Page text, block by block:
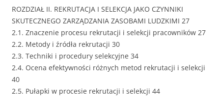
ROZDZIAŁ II. REKRUTACJA I SELEKCJA JAKO CZYNNIKI
SKUTECZNEGO ZARZĄDZANIA ZASOBAMI LUDZKIMI 27
2.1. Znaczenie procesu rekrutacji i selekcji pracowników 27
2.2. Metody i źródła rekrutacji 30
2.3. Techniki i procedury selekcyjne 34
2.4. Ocena efektywności różnych metod rekrutacji i selekcji
40
2.5. Pułapki w procesie rekrutacji i selekcji 44